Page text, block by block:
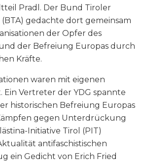
Pradl. Der Bund Tiroler
gedachte dort gemeinsam
der Opfer des
der Befreiung Europas durch
Kräfte.
waren mit eigenen
Ein Vertreter der YDG spannte
historischen Befreiung Europas
gegen Unterdrückung
Initiative Tirol (PIT)
antifaschistischen
ein Gedicht von Erich Fried